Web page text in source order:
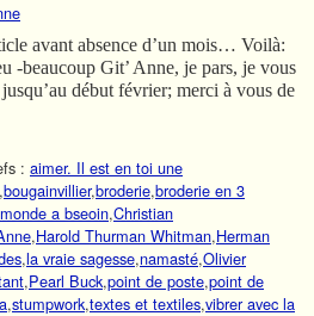
absence d’un mois… Voilà:
-beaucoup Git’ Anne, je pars, je vous
début février; merci à vous de
: aimer. Il est en toi une
,bougainvillier,broderie,broderie en 3
a bseoin,Christian
,Harold Thurman Whitman,Herman
,la vraie sagesse,namasté,Olivier
,Pearl Buck,point de poste,point de
,stumpwork,textes et textiles,vibrer avec la